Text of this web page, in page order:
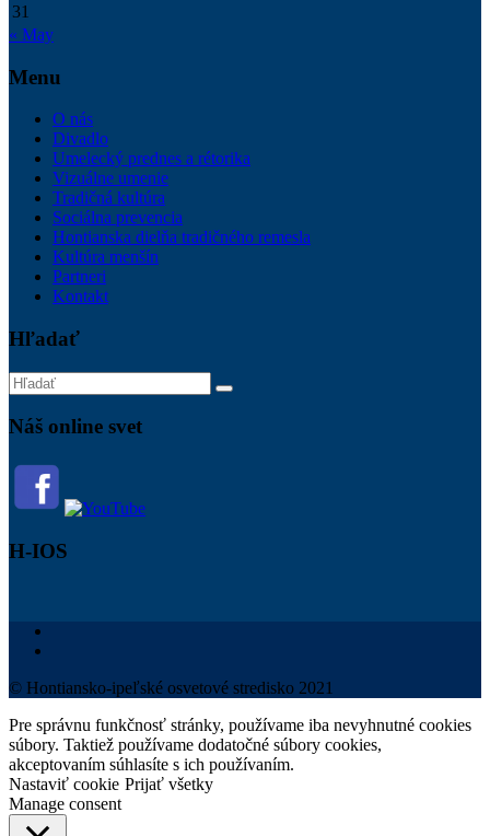
31
« May
Menu
O nás
Divadlo
Umelecký prednes a rétorika
Vizuálne umenie
Tradičná kultúra
Sociálna prevencia
Hontianska dielňa tradičného remesla
Kultúra menšín
Partneri
Kontakt
Hľadať
Náš online svet
H-IOS
© Hontiansko-ipeľské osvetové stredisko 2021
Pre správnu funkčnosť stránky, používame iba nevyhnutné cookies
súbory. Taktiež používame dodatočné súbory cookies,
akceptovaním súhlasíte s ich používaním.
Nastaviť cookie Prijať všetky
Manage consent